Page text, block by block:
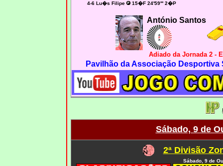
4-6 Lu�s Filipe 15�F 24'59''' 2�P
António Santos
Adiado da Jornada 2 -
Pavilhão da Associação
Sábado, 9 de
2ª Divisão
Sábado, 9 de